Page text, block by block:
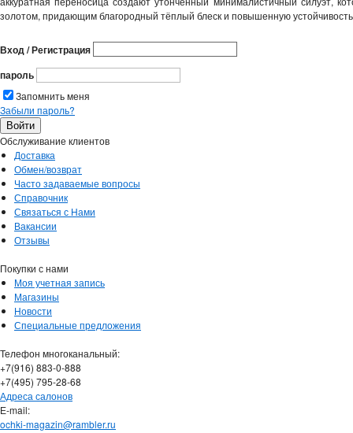
золотом, придающим благородный тёплый блеск и повышенную устойчивость
Вход / Регистрация
пароль
Запомнить меня
Забыли пароль?
Обслуживание клиентов
Доставка
Обмен/возврат
Часто задаваемые вопросы
Справочник
Связаться с Нами
Вакансии
Отзывы
Покупки с нами
Моя учетная запись
Магазины
Новости
Специальные предложения
Телефон многоканальный:
+7(916) 883-0-888
+7(495) 795-28-68
Адреса салонов
Е-mail:
ochki-magazin@rambler.ru